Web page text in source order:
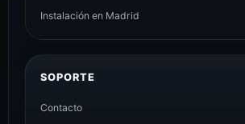
Instalación en Madrid
SOPORTE
Contacto